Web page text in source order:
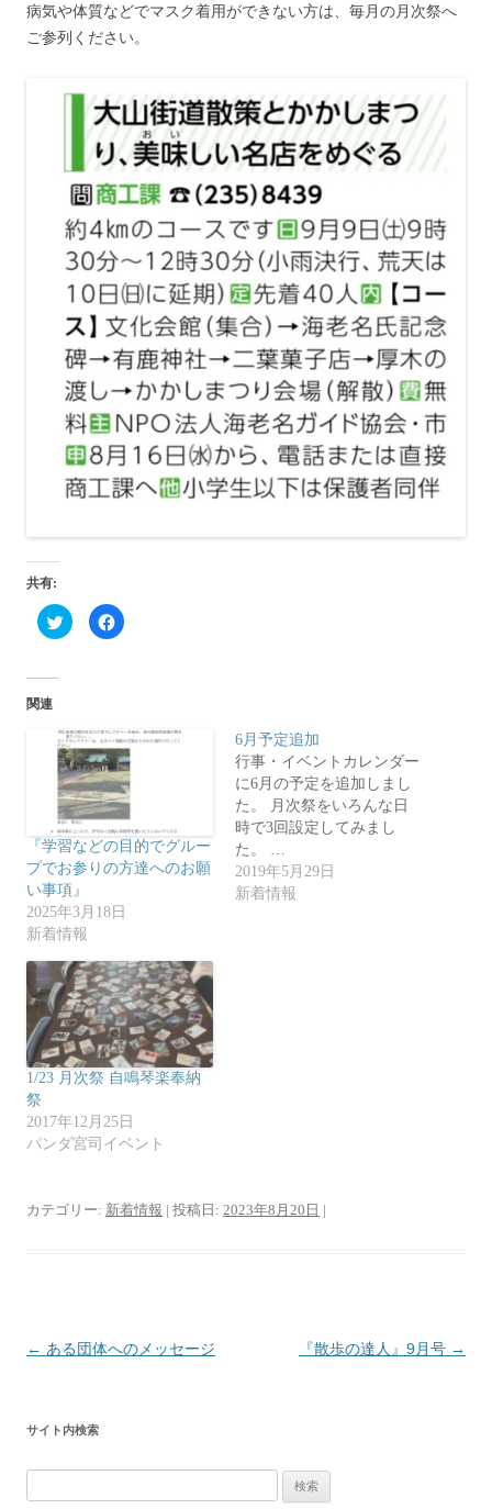
病気や体質などでマスク着用ができない方は、毎月の月次祭へ
ご参列ください。
共有:
ク
リ
t
t
e
r
で
共
有
(
新
し
い
ウ
ィ
ン
ド
ウ
で
開
き
ま
す
)
F
a
共
有
す
る
に
は
ク
リ
ッ
ク
し
て
だ
さ
新
し
い
ウ
ィ
ン
ド
ウ
で
開
す
)
関連
『学習などの目的でグルー
プでお参りの方達へのお願
い事項』
2025年3月18日
新着情報
6月予定追加
行事・イベントカレンダー
に6月の予定を追加しまし
た。 月次祭をいろんな日
時で3回設定してみまし
た。 …
2019年5月29日
新着情報
1/23 月次祭 自鳴琴楽奉納
祭
2017年12月25日
パンダ宮司イベント
カテゴリー: 新着情報 | 投稿日: 2023年8月20日 |
投
ビ
ゲ
ー
← ある団体へのメッセージ 『散歩の達人』9月号 →
サイト内検索